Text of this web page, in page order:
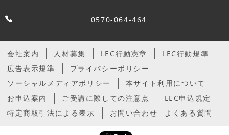
0570-064-464
会社案内 人材募集 LEC行動憲章
LEC行動規準
広告表示規準
プライバシーポリシー
ソーシャルメディアポリシー
本サイト利用について
お申込案内
ご受講に際しての注意点
LEC申込規定
特定商取引法による表示
お問い合わせ よくある質問